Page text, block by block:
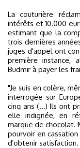
La couturière
intérêts et 10.000
estimant que la
trois dernières
juges d'appel ont
première instance,
Budmir à payer les
"Je suis en colère,
interrogée sur
cinq ans (...) Ils ont
elle indignée, en
marque de chocolat.
pourvoir en
d'obtenir satisfaction.